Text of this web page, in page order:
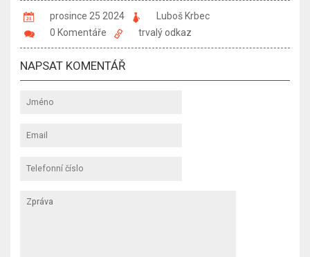
prosince 25 2024
Luboš Krbec
0 Komentáře
trvalý odkaz
NAPSAT KOMENTÁŘ